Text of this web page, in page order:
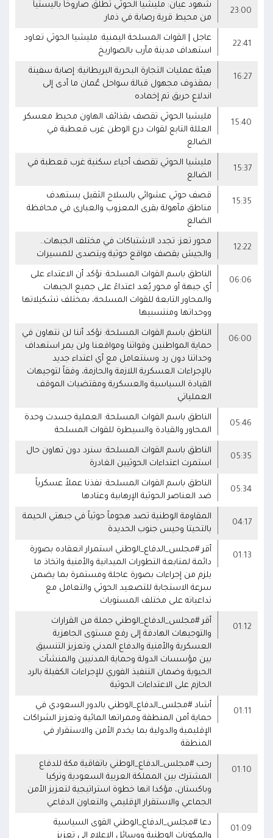
23:00
شهود عيان: مليشيا الحوثي تطلق صاروخاً باليستياً
من محيط قرية رصابة في ذمار
22:41
عاجل | القوات المسلحة اليمنية: مليشيا الحوثي تعاود
استهداف مدينة مأرب بالصواريخ
16:27
هيئة عمليات التجارة البحرية البريطانية: إصابة سفينة
بمقذوف مجهول قبالة سواحل عُمان ما أدى إلى
اندلاع حريق تم إخماده
15:40
مليشيا الحوثي تقصف بقذائف الهاون محيط معسكر
العللة التابع لقوات درع الوطن غرب قعطبة في
الضالع
15:37
مليشيا الحوثي تقصف أحياء سكنية غرب قعطبة في
الضالع
15:35
قصف حوثي عشوائي بالسلاح الثقيل يستهدف
مناطق مآهولة بقرى المعزوب والعبارى في محافظة
الضالع
12:22
محور تعز: تجدد الاشتباكات في مختلف الجبهات..
والجيش يقصف مواقع حوثية ويتصدى للمسيرات
06:06
الناطق باسم القوات المسلحة: نؤكد أن الاعتداء على
أي جبهة أو محور يُعد اعتداءً على جميع الجبهات
والمحاور التابعة للقوات المسلحة، بمختلف تشكيلاتها
ووحداتها ومنتسبيها
06:00
الناطق باسم القوات المسلحة: نؤكد أننا لن نتهاون في
حماية المواطنين وقواتنا ومواقعنا ولن يمر استهداف
وحداتنا دون رد وسنتعامل مع أي اعتداء جديد
بالإجراءات العسكرية اللازمة والحازمة، وفقاً لتوجيهات
القيادة السياسية والعسكرية ومقتضيات الموقف
العملياتي
05:46
الناطق باسم القوات المسلحة: العملية جسدت وحدة
المحاور والقيادة والسيطرة للقوات المسلحة
05:35
الناطق باسم القوات المسلحة: سنرد دون تهاون حال
استمرت اعتداءات الحوثيين الغادرة
05:34
الناطق باسم القوات المسلحة: نفذنا عملاً عسكرياً
ضد العناصر الحوثية الإرهابية وعتادها
04:17
المقاومة الوطنية تصد هجوماً حوثياً في جبهتي الحيمة
بالتحيتا وحيس جنوب الحديدة
01:13
أقر #مجلس_الدفاع_الوطني استمرار انعقاده بصورة
دائمة لمتابعة التطورات الميدانية والأمنية واتخاذ ما
يلزم من إجراءات بصورة عاجلة ومستمرة بما يضمن
سرعة الاستجابة للتصعيد الحوثي والتعامل مع
تداعياته على مختلف المستويات
01:12
أقر #مجلس_الدفاع_الوطني جملة من القرارات
والتوجيهات الهادفة إلى رفع مستوى الجاهزية
العسكرية والأمنية والدفاع المدني وتعزيز التنسيق
بين مؤسسات الدولة وحماية المدنيين والمنشآت
الحيوية وضمان التنفيذ الفوري للإجراءات الكفيلة بالرد
الحازم على الاعتداءات الحوثية
01:11
أشاد #مجلس_الدفاع_الوطني بالدور السعودي في
حماية أمن المنطقة وممراتها المائية وتعزيز الشراكات
الإقليمية والدولية بما يخدم الأمن والاستقرار في
المنطقة
01:10
رحب #مجلس_الدفاع_الوطني باتفاقية مكة للدفاع
المشترك بين المملكة العربية السعودية وتركيا
وباكستان، مؤكدا انها خطوة استراتيجية لتعزيز الأمن
الجماعي والاستقرار الإقليمي والتعاون الدفاعي
01:09
دعا #مجلس_الدفاع_الوطني القوى السياسية
والمكونات الوطنية ووسائل الإعلام إلى تعزيز